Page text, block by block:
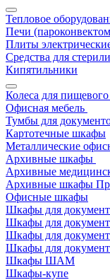
Тепловое
Печи
Плиты
Средства для
Кипятильники
Колеса для
Офисная мебель
Тумбы для
Картотечные шкафы
Металлические
Архивные шкафы
Архивные
Архивные шкафы
Офисные шкафы
Шкафы для
Шкафы для
Шкафы для
Шкафы для
Шкафы ШАМ
Шкафы-купе